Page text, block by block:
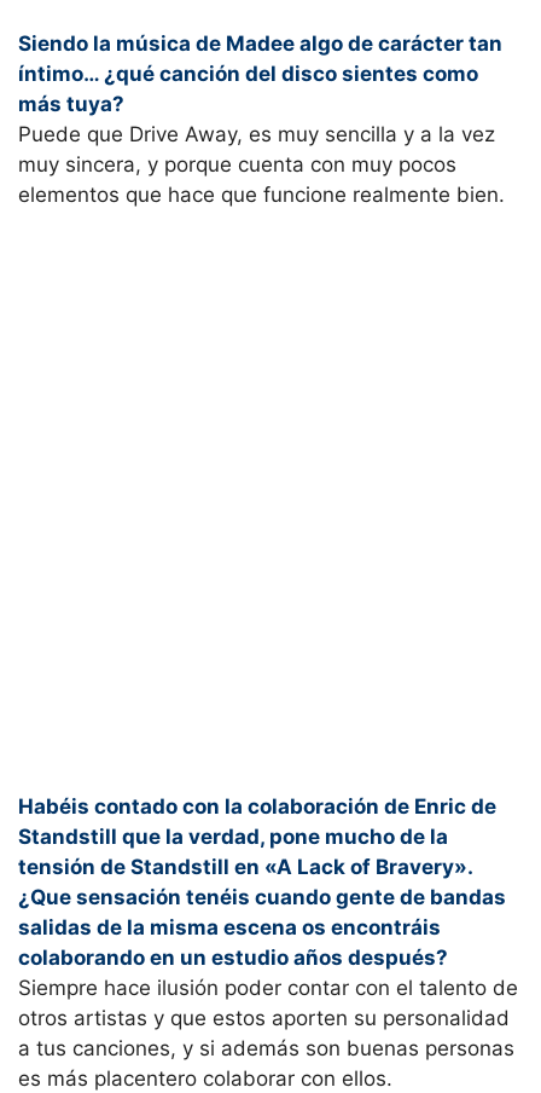
Siendo la música de Madee algo de carácter tan
íntimo… ¿qué canción del disco sientes como
más tuya?
Puede que Drive Away, es muy sencilla y a la vez
muy sincera, y porque cuenta con muy pocos
elementos que hace que funcione realmente bien.
Habéis contado con la colaboración de Enric de
Standstill que la verdad, pone mucho de la
tensión de Standstill en «A Lack of Bravery».
¿Que sensación tenéis cuando gente de bandas
salidas de la misma escena os encontráis
colaborando en un estudio años después?
Siempre hace ilusión poder contar con el talento de
otros artistas y que estos aporten su personalidad
a tus canciones, y si además son buenas personas
es más placentero colaborar con ellos.